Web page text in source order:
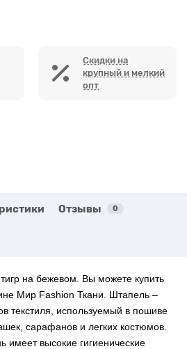
Скидки на
крупный и мелкий
опт
Отзывы 0
на бежевом. Вы можете купить
Мир Fashion Ткани. Штапель –
текстиля, используемый в пошиве
сарафанов и легких костюмов.
имеет высокие гигиенические